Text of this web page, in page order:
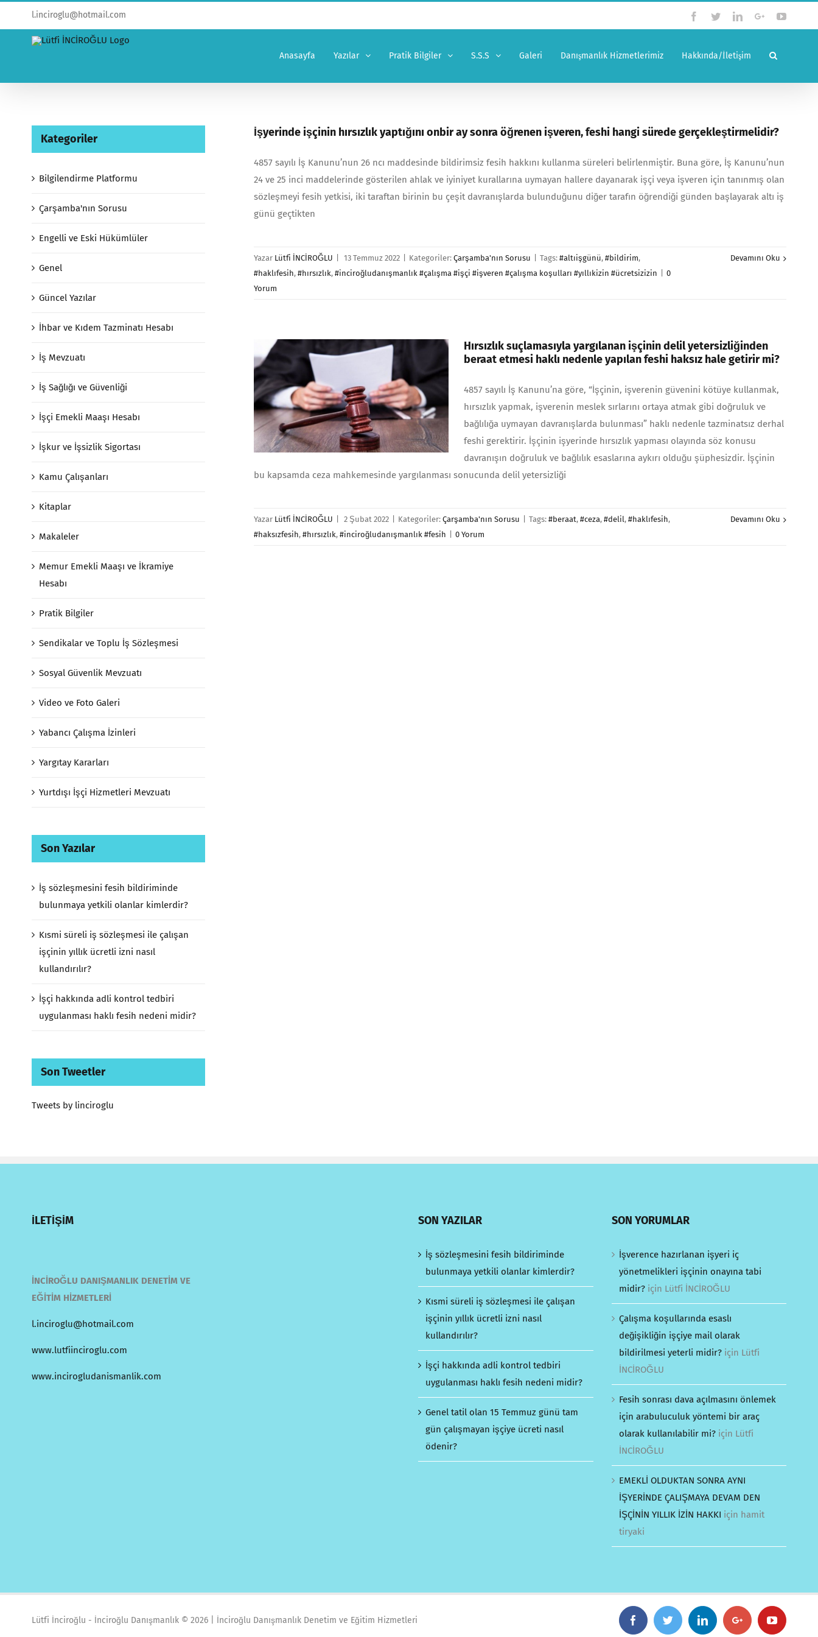
l.inciroglu@hotmail.com Facebook
TwitterLinkedinGoogle+
Anasayfa Yazılar Pratik Bilgiler S.S.S Galeri Danışmanlık Hizmetlerimiz Hakkında/İletişim
İşyerinde işçinin hırsızlık yaptığını onbir ay sonra öğrenen işveren, feshi hangi sürede gerçekleştirmelidir?
4857 sayılı İş Kanunu’nun 26 ncı maddesinde bildirimsiz fesih hakkını kullanma süreleri belirlenmiştir. Buna göre, İş Kanunu’nun
24 ve 25 inci maddelerinde gösterilen ahlak ve iyiniyet kurallarına uymayan hallere dayanarak işçi veya işveren için tanınmış olan
sözleşmeyi fesih yetkisi, iki taraftan birinin bu çeşit davranışlarda bulunduğunu diğer tarafın öğrendiği günden başlayarak altı iş
günü geçtikten
Yazar Lütfi İNCİROĞLU 13 Temmuz 2022 Kategoriler:Çarşamba'nın Sorusu Tags:#altıişgünü,#bildirim,
#haklıfesih,#hırsızlık,#inciroğludanışmanlık #çalışma #işçi #işveren #çalışma koşulları #yıllıkizin #ücretsizizin
0
Yorum
Devamını Oku
Hırsızlık suçlamasıyla yargılanan işçinin delil yetersizliğinden
beraat etmesi haklı nedenle yapılan feshi haksız hale getirir mi?
4857 sayılı İş Kanunu’na göre, “İşçinin, işverenin güvenini kötüye kullanmak,
hırsızlık yapmak, işverenin meslek sırlarını ortaya atmak gibi doğruluk ve
bağlılığa uymayan davranışlarda bulunması” haklı nedenle tazminatsız derhal
feshi gerektirir. İşçinin işyerinde hırsızlık yapması olayında söz konusu
davranışın doğruluk ve bağlılık esaslarına aykırı olduğu şüphesizdir. İşçinin
bu kapsamda ceza mahkemesinde yargılanması sonucunda delil yetersizliği
Yazar Lütfi İNCİROĞLU 2 Şubat 2022 Kategoriler:Çarşamba'nın Sorusu Tags:#beraat,#ceza,#delil,#haklıfesih,
#haksızfesih,#hırsızlık,#inciroğludanışmanlık #fesih 0 Yorum
Devamını Oku
Kategoriler
Bilgilendirme Platformu
Çarşamba'nın Sorusu
Engelli ve Eski Hükümlüler
Genel
Güncel Yazılar
İhbar ve Kıdem Tazminatı Hesabı
İş Mevzuatı
İş Sağlığı ve Güvenliği
İşçi Emekli Maaşı Hesabı
İşkur ve İşsizlik Sigortası
Kamu Çalışanları
Kitaplar
Makaleler
Memur Emekli Maaşı ve İkramiye
Hesabı
Pratik Bilgiler
Sendikalar ve Toplu İş Sözleşmesi
Sosyal Güvenlik Mevzuatı
Video ve Foto Galeri
Yabancı Çalışma İzinleri
Yargıtay Kararları
Yurtdışı İşçi Hizmetleri Mevzuatı
Son Yazılar
İş sözleşmesini fesih bildiriminde
bulunmaya yetkili olanlar kimlerdir?
Kısmi süreli iş sözleşmesi ile çalışan
işçinin yıllık ücretli izni nasıl
kullandırılır?
İşçi hakkında adli kontrol tedbiri
uygulanması haklı fesih nedeni midir?
Son Tweetler
Tweets by linciroglu
İLETİŞİM
İNCİROĞLU DANIŞMANLIK DENETİM VE
EĞİTİM HİZMETLERİ
l.inciroglu@hotmail.com
www.lutfiinciroglu.com
www.incirogludanismanlik.com
SON YAZILAR
İş sözleşmesini fesih bildiriminde
bulunmaya yetkili olanlar kimlerdir?
Kısmi süreli iş sözleşmesi ile çalışan
işçinin yıllık ücretli izni nasıl
kullandırılır?
İşçi hakkında adli kontrol tedbiri
uygulanması haklı fesih nedeni midir?
Genel tatil olan 15 Temmuz günü tam
gün çalışmayan işçiye ücreti nasıl
ödenir?
SON YORUMLAR
İşverence hazırlanan işyeri iç
yönetmelikleri işçinin onayına tabi
midir?için Lütfi İNCİROĞLU
Çalışma koşullarında esaslı
değişikliğin işçiye mail olarak
bildirilmesi yeterli midir?için Lütfi
İNCİROĞLU
Fesih sonrası dava açılmasını önlemek
için arabuluculuk yöntemi bir araç
olarak kullanılabilir mi?için Lütfi
İNCİROĞLU
EMEKLİ OLDUKTAN SONRA AYNI
İŞYERİNDE ÇALIŞMAYA DEVAM DEN
İŞÇİNİN YILLIK İZİN HAKKI için hamit
tiryaki
Lütfi İnciroğlu - İnciroğlu Danışmanlık © 2026 | İnciroğlu Danışmanlık Denetim ve Eğitim Hizmetleri FacebookTwitter LinkedinGoogle+YouTube